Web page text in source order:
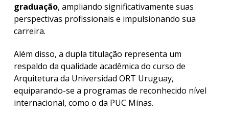
graduação, ampliando significativamente suas
perspectivas profissionais e impulsionando sua
carreira.
Além disso, a dupla titulação representa um
respaldo da qualidade acadêmica do curso de
Arquitetura da Universidad ORT Uruguay,
equiparando-se a programas de reconhecido nível
internacional, como o da PUC Minas.